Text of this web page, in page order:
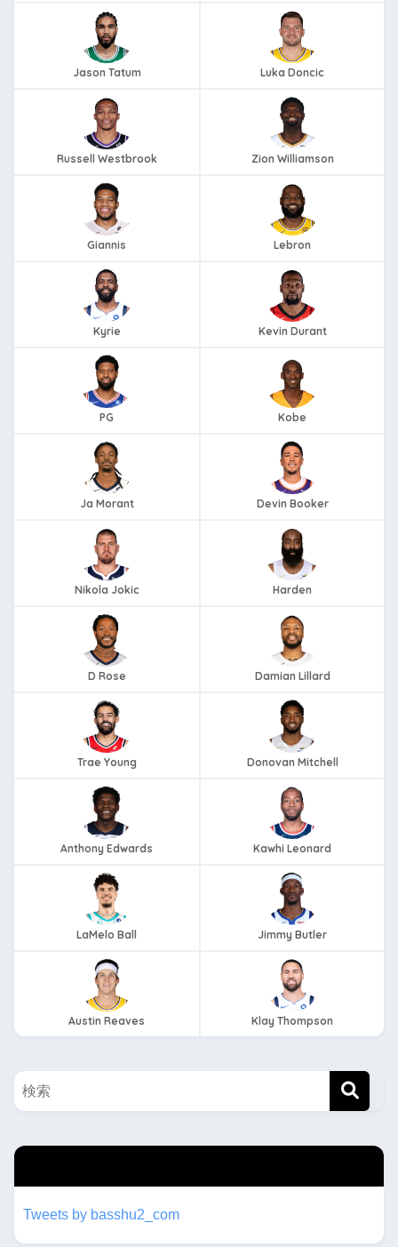
Jason Tatum Luka Doncic
Russell Westbrook Zion Williamson
Giannis Lebron
Kyrie Kevin Durant
PG Kobe
Ja Morant Devin Booker
Nikola Jokic Harden
D Rose Damian Lillard
Trae Young Donovan Mitchell
Anthony Edwards Kawhi Leonard
LaMelo Ball Jimmy Butler
Austin Reaves Klay Thompson
Tweets by basshu2_com